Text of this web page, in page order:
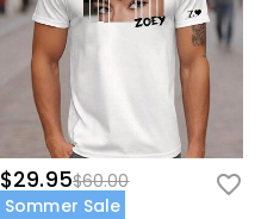
$29.95$60.00
Sommer Sale